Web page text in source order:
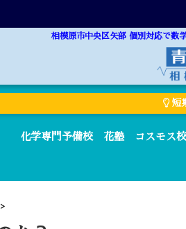
相模原市中央区矢部 個別対応で数
短
化学専門予備校 花塾 コスモス校